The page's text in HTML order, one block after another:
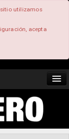
utilizamos
acepta